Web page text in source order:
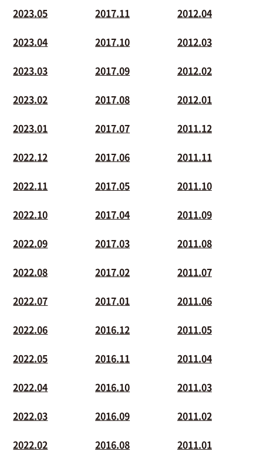
2023.05
2023.04
2023.03
2023.02
2023.01
2022.12
2022.11
2022.10
2022.09
2022.08
2022.07
2022.06
2022.05
2022.04
2022.03
2022.02
2017.11
2017.10
2017.09
2017.08
2017.07
2017.06
2017.05
2017.04
2017.03
2017.02
2017.01
2016.12
2016.11
2016.10
2016.09
2016.08
2012.04
2012.03
2012.02
2012.01
2011.12
2011.11
2011.10
2011.09
2011.08
2011.07
2011.06
2011.05
2011.04
2011.03
2011.02
2011.01